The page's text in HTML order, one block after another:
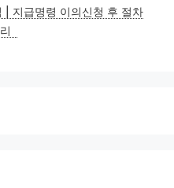
| 지급명령 이의신청 후 절차